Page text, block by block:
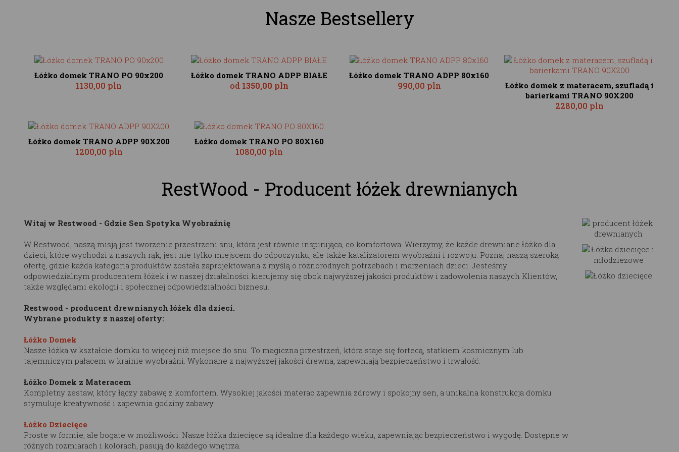
Nasze Bestsellery
Łóżko domek TRANO PO 90x200
1130,00 pln
Łóżko domek TRANO ADPP BIAŁE
od 1350,00 pln
Łóżko domek TRANO ADPP 80x160
990,00 pln
Łóżko domek z materacem, szufladą i
barierkami TRANO 90X200
2280,00 pln
Łóżko domek TRANO ADPP 90X200
1200,00 pln
Łóżko domek TRANO PO 80X160
1080,00 pln
RestWood - Producent łóżek drewnianych
Witaj w Restwood - Gdzie Sen Spotyka Wyobraźnię
W Restwood, naszą misją jest tworzenie przestrzeni snu, która jest równie inspirująca, co komfortowa. Wierzymy, że każde drewniane łóżko dla
dzieci, które wychodzi z naszych rąk, jest nie tylko miejscem do odpoczynku, ale także katalizatorem wyobraźni i rozwoju. Poznaj naszą szeroką
ofertę, gdzie każda kategoria produktów została zaprojektowana z myślą o różnorodnych potrzebach i marzeniach dzieci. Jesteśmy
odpowiedzialnym producentem łóżek i w naszej działalności kierujemy się obok najwyższej jakości produktów i zadowolenia naszych Klientów,
także względami ekologii i społecznej odpowiedzialności biznesu.
Restwood - producent drewnianych łóżek dla dzieci.
Wybrane produkty z naszej oferty:
Łóżko Domek
Nasze łóżka w kształcie domku to więcej niż miejsce do snu. To magiczna przestrzeń, która staje się fortecą, statkiem kosmicznym lub
tajemniczym pałacem w krainie wyobraźni. Wykonane z najwyższej jakości drewna, zapewniają bezpieczeństwo i trwałość.
Łóżko Domek z Materacem
Kompletny zestaw, który łączy zabawę z komfortem. Wysokiej jakości materac zapewnia zdrowy i spokojny sen, a unikalna konstrukcja domku
stymuluje kreatywność i zapewnia godziny zabawy.
Łóżko Dziecięce
Proste w formie, ale bogate w możliwości. Nasze łóżka dziecięce są idealne dla każdego wieku, zapewniając bezpieczeństwo i wygodę. Dostępne w
różnych rozmiarach i kolorach, pasują do każdego wnętrza.